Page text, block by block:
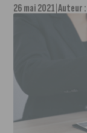
26 mai 2021 Auteur :